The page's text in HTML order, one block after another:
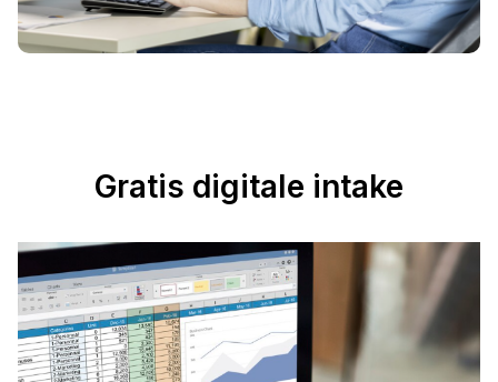
Gratis digitale intake